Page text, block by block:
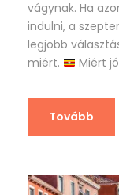
vágynak. Ha
indulni, a
legjobb
miért.
Miért
Tovább